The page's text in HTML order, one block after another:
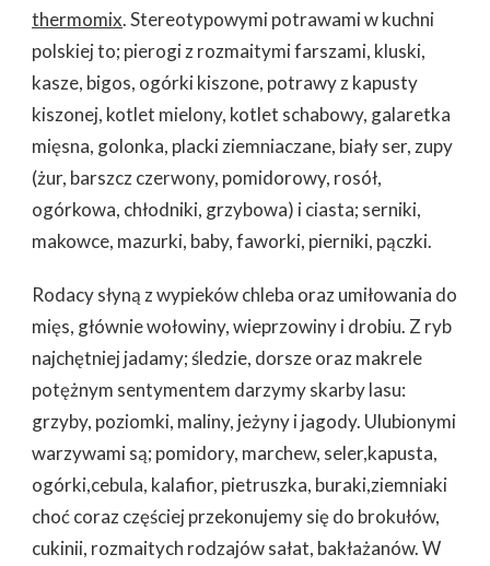
thermomix. Stereotypowymi potrawami w kuchni
polskiej to; pierogi z rozmaitymi farszami, kluski,
kasze, bigos, ogórki kiszone, potrawy z kapusty
kiszonej, kotlet mielony, kotlet schabowy, galaretka
mięsna, golonka, placki ziemniaczane, biały ser, zupy
(żur, barszcz czerwony, pomidorowy, rosół,
ogórkowa, chłodniki, grzybowa) i ciasta; serniki,
makowce, mazurki, baby, faworki, pierniki, pączki.
Rodacy słyną z wypieków chleba oraz umiłowania do
mięs, głównie wołowiny, wieprzowiny i drobiu. Z ryb
najchętniej jadamy; śledzie, dorsze oraz makrele
potężnym sentymentem darzymy skarby lasu:
grzyby, poziomki, maliny, jeżyny i jagody. Ulubionymi
warzywami są; pomidory, marchew, seler,kapusta,
ogórki,cebula, kalafior, pietruszka, buraki,ziemniaki
choć coraz częściej przekonujemy się do brokułów,
cukinii, rozmaitych rodzajów sałat, bakłażanów. W